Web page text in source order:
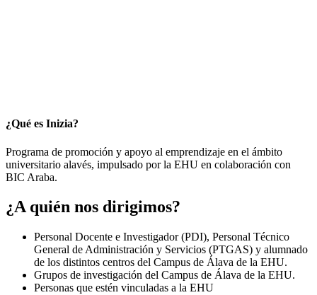
¿Qué es Inizia?
Programa de promoción y apoyo al emprendizaje en el ámbito
universitario alavés, impulsado por la EHU en colaboración con
BIC Araba.
¿A quién nos dirigimos?
Personal Docente e Investigador (PDI), Personal Técnico
General de Administración y Servicios (PTGAS) y alumnado
de los distintos centros del Campus de Álava de la EHU.
Grupos de investigación del Campus de Álava de la EHU.
Personas que estén vinculadas a la EHU